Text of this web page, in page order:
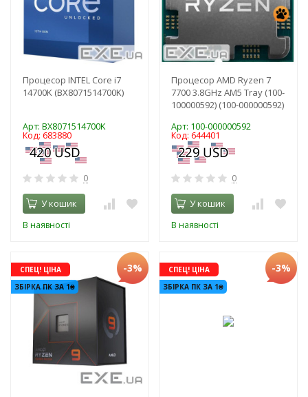
Процесор INTEL Core i7
14700K (BX8071514700K)
Арт: BX8071514700K
Код: 683880
0
У кошик
В наявності
Процесор AMD Ryzen 7
7700 3.8GHz AM5 Tray (100-
100000592) (100-000000592)
Арт: 100-000000592
Код: 644401
0
У кошик
В наявності
СПЕЦ! ЦІНА
ЗБІРКА ПК ЗА 1₴
-3%
СПЕЦ! ЦІНА
ЗБІРКА ПК ЗА 1₴
-3%